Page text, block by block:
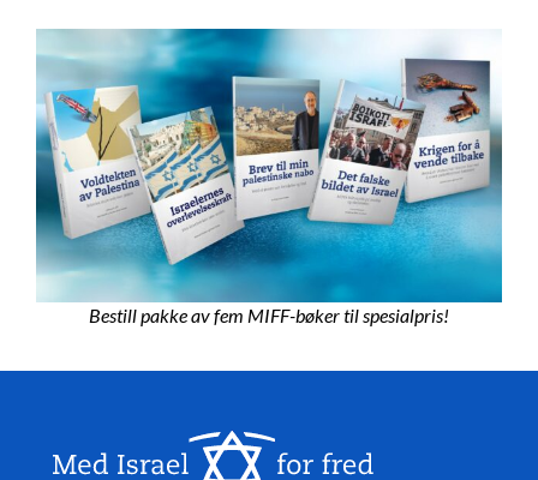
Bestill pakke av fem MIFF-bøker til spesialpris!